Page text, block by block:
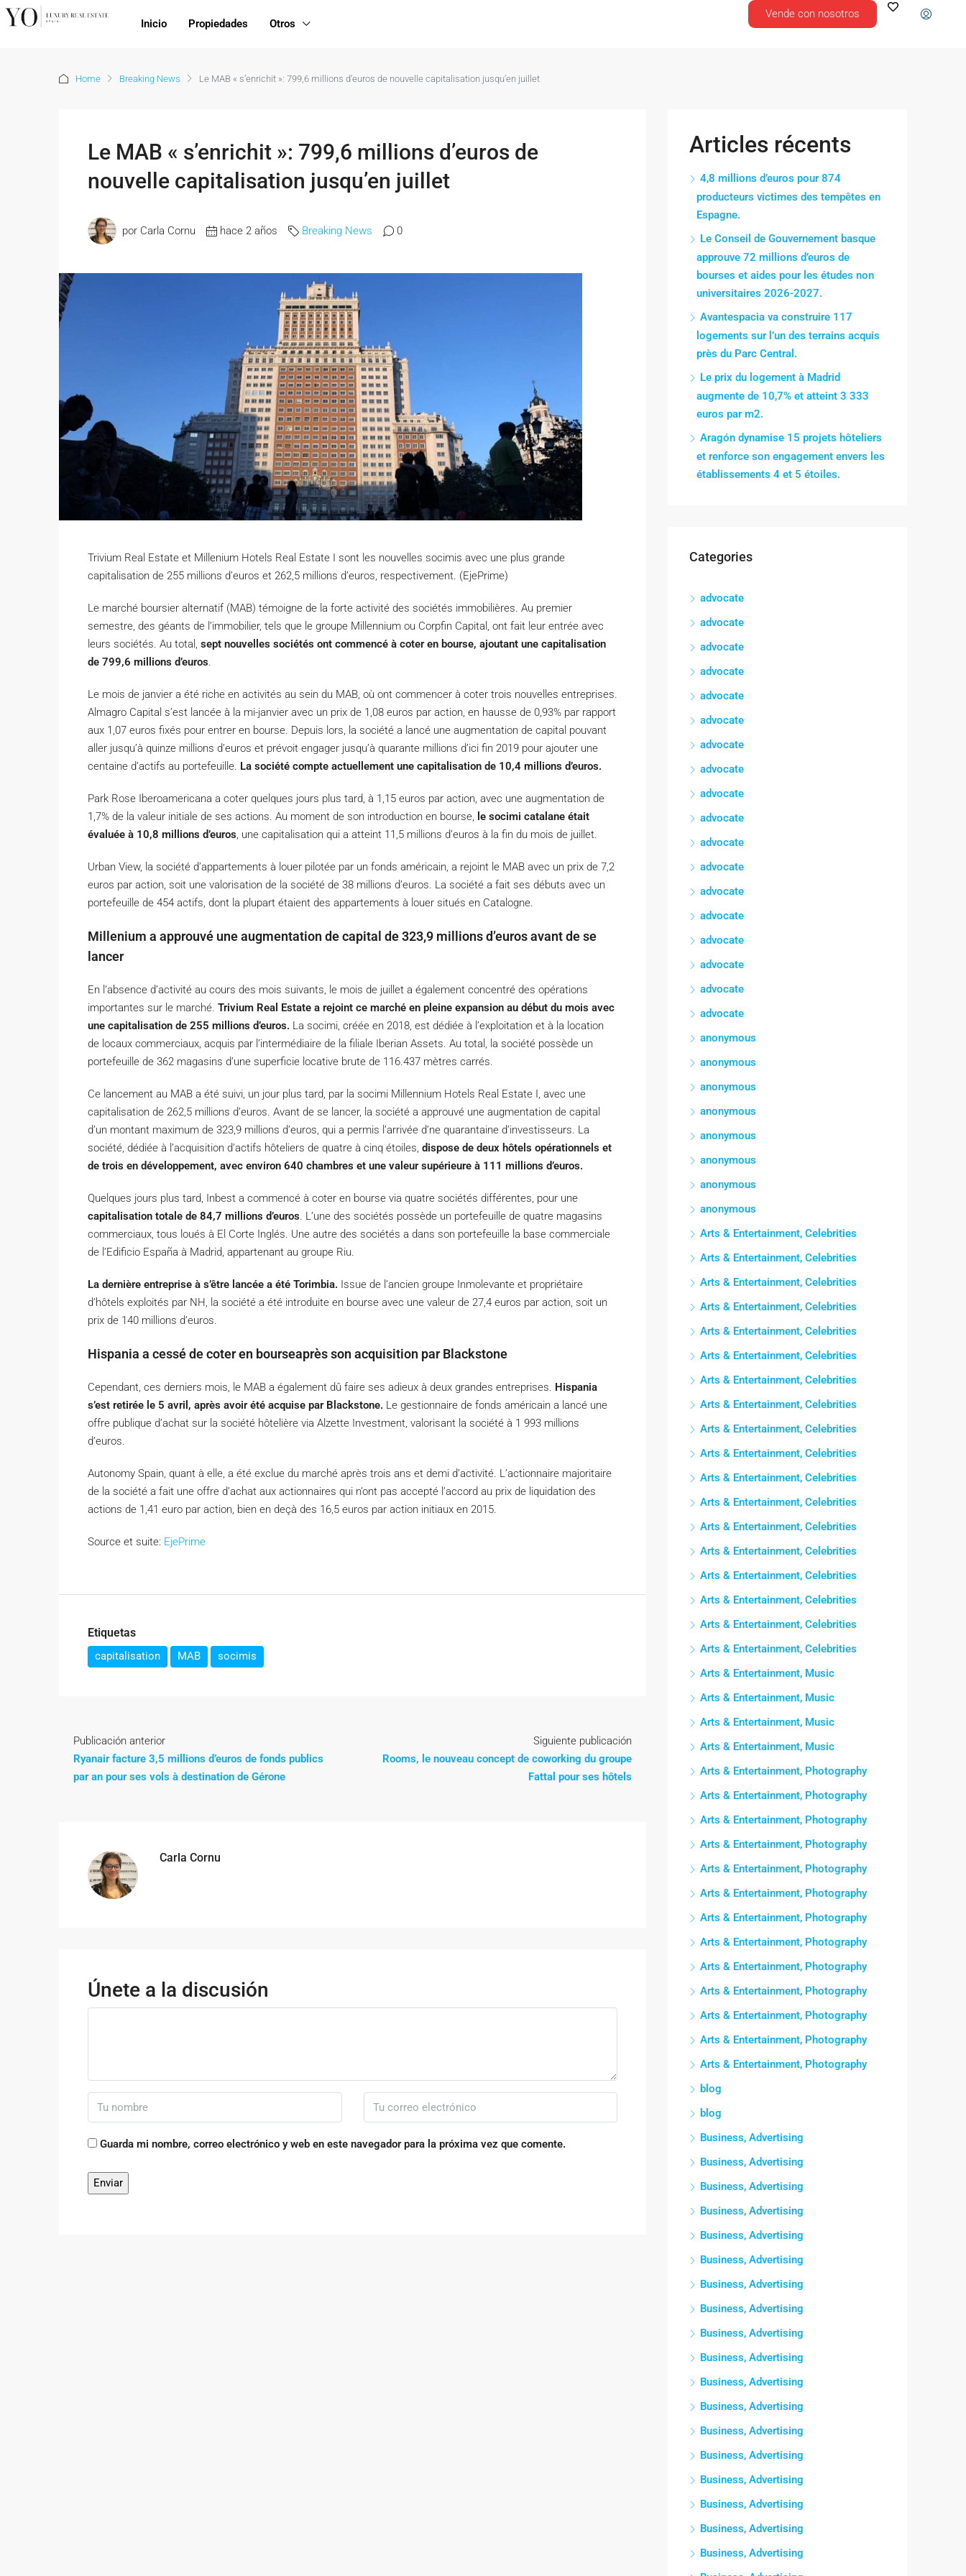
Inicio Propiedades Otros
Vende con nosotros
Home Breaking News Le MAB « s’enrichit »: 799,6 millions d’euros de nouvelle capitalisation jusqu’en juillet
Le MAB « s’enrichit »: 799,6 millions d’euros de
nouvelle capitalisation jusqu’en juillet
por Carla Cornu hace 2 años Breaking News 0
Trivium Real Estate et Millenium Hotels Real Estate I sont les nouvelles socimis avec une plus grande
capitalisation de 255 millions d’euros et 262,5 millions d’euros, respectivement. (EjePrime)
Le marché boursier alternatif (MAB) témoigne de la forte activité des sociétés immobilières. Au premier
semestre, des géants de l’immobilier, tels que le groupe Millennium ou Corpfin Capital, ont fait leur entrée avec
leurs sociétés. Au total, sept nouvelles sociétés ont commencé à coter en bourse, ajoutant une capitalisation
de 799,6 millions d’euros.
Le mois de janvier a été riche en activités au sein du MAB, où ont commencer à coter trois nouvelles entreprises.
Almagro Capital s’est lancée à la mi-janvier avec un prix de 1,08 euros par action, en hausse de 0,93% par rapport
aux 1,07 euros fixés pour entrer en bourse. Depuis lors, la société a lancé une augmentation de capital pouvant
aller jusqu’à quinze millions d’euros et prévoit engager jusqu’à quarante millions d’ici fin 2019 pour ajouter une
centaine d’actifs au portefeuille. La société compte actuellement une capitalisation de 10,4 millions d’euros.
Park Rose Iberoamericana a coter quelques jours plus tard, à 1,15 euros par action, avec une augmentation de
1,7% de la valeur initiale de ses actions. Au moment de son introduction en bourse, le socimi catalane était
évaluée à 10,8 millions d’euros, une capitalisation qui a atteint 11,5 millions d’euros à la fin du mois de juillet.
Urban View, la société d’appartements à louer pilotée par un fonds américain, a rejoint le MAB avec un prix de 7,2
euros par action, soit une valorisation de la société de 38 millions d’euros. La société a fait ses débuts avec un
portefeuille de 454 actifs, dont la plupart étaient des appartements à louer situés en Catalogne.
Millenium a approuvé une augmentation de capital de 323,9 millions d’euros avant de se
lancer
En l’absence d’activité au cours des mois suivants, le mois de juillet a également concentré des opérations
importantes sur le marché. Trivium Real Estate a rejoint ce marché en pleine expansion au début du mois avec
une capitalisation de 255 millions d’euros. La socimi, créée en 2018, est dédiée à l’exploitation et à la location
de locaux commerciaux, acquis par l’intermédiaire de la filiale Iberian Assets. Au total, la société possède un
portefeuille de 362 magasins d’une superficie locative brute de 116.437 mètres carrés.
Ce lancement au MAB a été suivi, un jour plus tard, par la socimi Millennium Hotels Real Estate I, avec une
capitalisation de 262,5 millions d’euros. Avant de se lancer, la société a approuvé une augmentation de capital
d’un montant maximum de 323,9 millions d’euros, qui a permis l’arrivée d’ne quarantaine d’investisseurs. La
société, dédiée à l’acquisition d’actifs hôteliers de quatre à cinq étoiles, dispose de deux hôtels opérationnels et
de trois en développement, avec environ 640 chambres et une valeur supérieure à 111 millions d’euros.
Quelques jours plus tard, Inbest a commencé à coter en bourse via quatre sociétés différentes, pour une
capitalisation totale de 84,7 millions d’euros. L’une des sociétés possède un portefeuille de quatre magasins
commerciaux, tous loués à El Corte Inglés. Une autre des sociétés a dans son portefeuille la base commerciale
de l’Edificio España à Madrid, appartenant au groupe Riu.
La dernière entreprise à s’être lancée a été Torimbia. Issue de l’ancien groupe Inmolevante et propriétaire
d’hôtels exploités par NH, la société a été introduite en bourse avec une valeur de 27,4 euros par action, soit un
prix de 140 millions d’euros.
Hispania a cessé de coter en bourseaprès son acquisition par Blackstone
Cependant, ces derniers mois, le MAB a également dû faire ses adieux à deux grandes entreprises. Hispania
s’est retirée le 5 avril, après avoir été acquise par Blackstone. Le gestionnaire de fonds américain a lancé une
offre publique d’achat sur la société hôtelière via Alzette Investment, valorisant la société à 1 993 millions
d’euros.
Autonomy Spain, quant à elle, a été exclue du marché après trois ans et demi d’activité. L’actionnaire majoritaire
de la société a fait une offre d’achat aux actionnaires qui n’ont pas accepté l’accord au prix de liquidation des
actions de 1,41 euro par action, bien en deçà des 16,5 euros par action initiaux en 2015.
Source et suite: EjePrime
Etiquetas
capitalisation MAB socimis
Publicación anterior
Ryanair facture 3,5 millions d’euros de fonds publics
par an pour ses vols à destination de Gérone
Siguiente publicación
Rooms, le nouveau concept de coworking du groupe
Fattal pour ses hôtels
Carla Cornu
Únete a la discusión
Guarda mi nombre, correo electrónico y web en este navegador para la próxima vez que comente.
Articles récents
4,8 millions d’euros pour 874
producteurs victimes des tempêtes en
Espagne.
Le Conseil de Gouvernement basque
approuve 72 millions d’euros de
bourses et aides pour les études non
universitaires 2026-2027.
Avantespacia va construire 117
logements sur l’un des terrains acquis
près du Parc Central.
Le prix du logement à Madrid
augmente de 10,7% et atteint 3 333
euros par m2.
Aragón dynamise 15 projets hôteliers
et renforce son engagement envers les
établissements 4 et 5 étoiles.
Categories
advocate
advocate
advocate
advocate
advocate
advocate
advocate
advocate
advocate
advocate
advocate
advocate
advocate
advocate
advocate
advocate
advocate
advocate
anonymous
anonymous
anonymous
anonymous
anonymous
anonymous
anonymous
anonymous
Arts & Entertainment, Celebrities
Arts & Entertainment, Celebrities
Arts & Entertainment, Celebrities
Arts & Entertainment, Celebrities
Arts & Entertainment, Celebrities
Arts & Entertainment, Celebrities
Arts & Entertainment, Celebrities
Arts & Entertainment, Celebrities
Arts & Entertainment, Celebrities
Arts & Entertainment, Celebrities
Arts & Entertainment, Celebrities
Arts & Entertainment, Celebrities
Arts & Entertainment, Celebrities
Arts & Entertainment, Celebrities
Arts & Entertainment, Celebrities
Arts & Entertainment, Celebrities
Arts & Entertainment, Celebrities
Arts & Entertainment, Celebrities
Arts & Entertainment, Music
Arts & Entertainment, Music
Arts & Entertainment, Music
Arts & Entertainment, Music
Arts & Entertainment, Photography
Arts & Entertainment, Photography
Arts & Entertainment, Photography
Arts & Entertainment, Photography
Arts & Entertainment, Photography
Arts & Entertainment, Photography
Arts & Entertainment, Photography
Arts & Entertainment, Photography
Arts & Entertainment, Photography
Arts & Entertainment, Photography
Arts & Entertainment, Photography
Arts & Entertainment, Photography
Arts & Entertainment, Photography
blog
blog
Business, Advertising
Business, Advertising
Business, Advertising
Business, Advertising
Business, Advertising
Business, Advertising
Business, Advertising
Business, Advertising
Business, Advertising
Business, Advertising
Business, Advertising
Business, Advertising
Business, Advertising
Business, Advertising
Business, Advertising
Business, Advertising
Business, Advertising
Business, Advertising